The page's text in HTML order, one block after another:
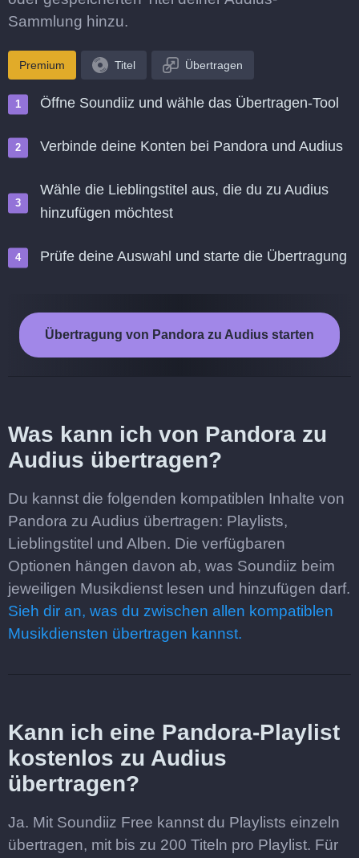
Sammlung hinzu.
Premium Titel Übertragen
Öffne Soundiiz und wähle das Übertragen-Tool
Verbinde deine Konten bei Pandora und Audius
Wähle die Lieblingstitel aus, die du zu Audius
hinzufügen möchtest
Prüfe deine Auswahl und starte die Übertragung
Übertragung von Pandora zu Audius starten
Was kann ich von Pandora zu
Audius übertragen?
Du kannst die folgenden kompatiblen Inhalte von
Pandora zu Audius übertragen: Playlists,
Lieblingstitel und Alben. Die verfügbaren
Optionen hängen davon ab, was Soundiiz beim
jeweiligen Musikdienst lesen und hinzufügen darf.
Sieh dir an, was du zwischen allen kompatiblen
Musikdiensten übertragen kannst.
Kann ich eine Pandora-Playlist
kostenlos zu Audius
übertragen?
Ja. Mit Soundiiz Free kannst du Playlists einzeln
übertragen, mit bis zu 200 Titeln pro Playlist. Für